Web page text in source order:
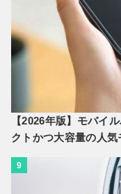
【2026年版】モバイ
クトかつ大容量の人
9